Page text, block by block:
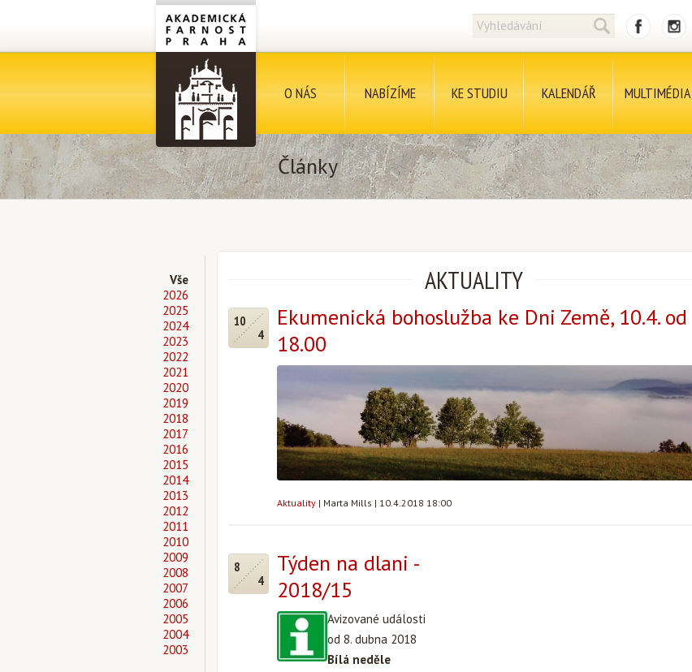
O NÁS NABÍZÍME KE STUDIU KALENDÁŘ MULTIMÉDIA
Články
Vše
2026
2025
2024
2023
2022
2021
2020
2019
2018
2017
2016
2015
2014
2013
2012
2011
2010
2009
2008
2007
2006
2005
2004
2003
AKTUALITY
10
4
Ekumenická bohoslužba ke Dni Země, 10.4. od
18.00
Aktuality | Marta Mills | 10.4.2018 18:00
8
4
Týden na dlani -
2018/15
Avizované události
od 8. dubna 2018
Bílá neděle